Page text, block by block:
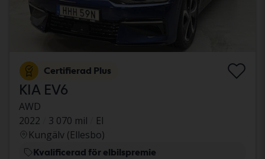
Certifierad Plus
KIA EV6
AWD
2022
3 070 mil
El
Kungälv (Ellesbo)
Kvalificerad för elbilspremie